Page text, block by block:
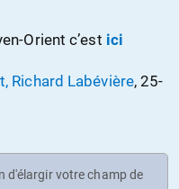
Orient c’est ici
Richard Labévière, 25-
d'élargir votre champ de